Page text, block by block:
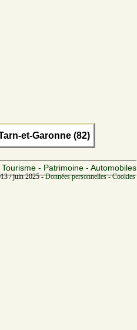
et-Garonne (82)
- Patrimoine - Automobiles
/ juin 2025 -Données personnelles -